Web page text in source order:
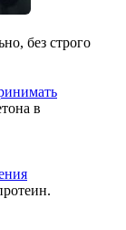
без строго
в